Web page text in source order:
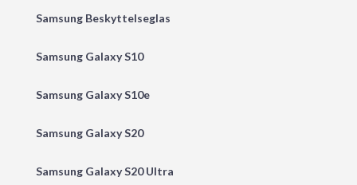
Samsung Beskyttelseglas
Samsung Galaxy S10
Samsung Galaxy S10e
Samsung Galaxy S20
Samsung Galaxy S20 Ultra